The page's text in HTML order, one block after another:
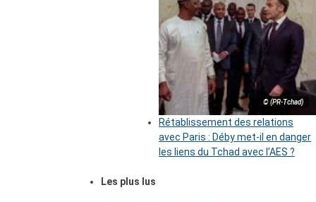
© (PR-Tchad)
Rétablissement des relations
avec Paris : Déby met-il en danger
les liens du Tchad avec l’AES ?
Les plus lus